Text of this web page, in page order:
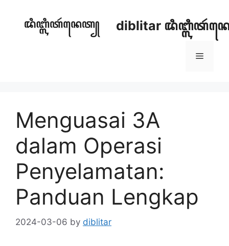
content
diblitar
Menu
Menguasai 3A
dalam Operasi
Penyelamatan:
Panduan Lengkap
2024-03-06 by diblitar